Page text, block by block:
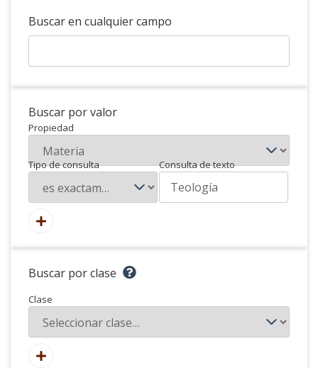
Buscar en cualquier campo
Buscar por valor
Propiedad
Tipo de consulta Consulta de texto
Buscar por clase
Clase